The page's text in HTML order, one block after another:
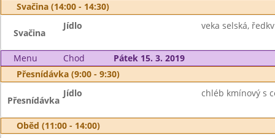
Svačina (14:00 - 14:30)
Svačina
Jídlo veka selská,
Menu Chod
Pátek 15. 3. 2019
Přesnídávka (9:00 - 9:30)
Přesnídávka
Jídlo chléb kmínový s
Oběd (11:00 - 14:00)